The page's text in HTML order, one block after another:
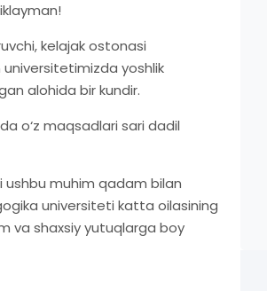
kelajak ostonasi
universitetimizda yoshlik
alohida bir kundir.
o‘z maqsadlari sari dadil
muhim qadam bilan
universiteti katta oilasining
va shaxsiy yutuqlarga boy